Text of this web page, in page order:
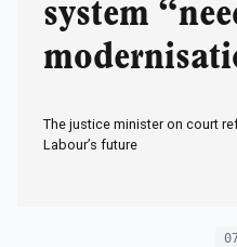
system
The justice minister on court
Labour’s future